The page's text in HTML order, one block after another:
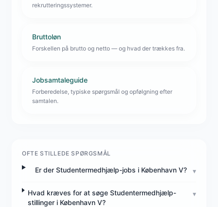
rekrutteringssystemer.
Bruttoløn
Forskellen på brutto og netto — og hvad der trækkes fra.
Jobsamtaleguide
Forberedelse, typiske spørgsmål og opfølgning efter
samtalen.
OFTE STILLEDE SPØRGSMÅL
Er der Studentermedhjælp-jobs i København V? ▾
Hvad kræves for at søge Studentermedhjælp-
stillinger i København V?
▾